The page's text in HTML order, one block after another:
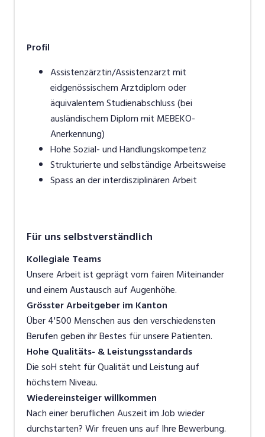
Profil
Assistenzärztin/Assistenzarzt mit
eidgenössischem Arztdiplom oder
äquivalentem Studienabschluss (bei
ausländischem Diplom mit MEBEKO-
Anerkennung)
Hohe Sozial- und Handlungskompetenz
Strukturierte und selbständige Arbeitsweise
Spass an der interdisziplinären Arbeit
Für uns selbstverständlich
Kollegiale Teams
Unsere Arbeit ist geprägt vom fairen Miteinander
und einem Austausch auf Augenhöhe.
Grösster Arbeitgeber im Kanton
Über 4'500 Menschen aus den verschiedensten
Berufen geben ihr Bestes für unsere Patienten.
Hohe Qualitäts- & Leistungsstandards
Die soH steht für Qualität und Leistung auf
höchstem Niveau.
Wiedereinsteiger willkommen
Nach einer beruflichen Auszeit im Job wieder
durchstarten? Wir freuen uns auf Ihre Bewerbung.